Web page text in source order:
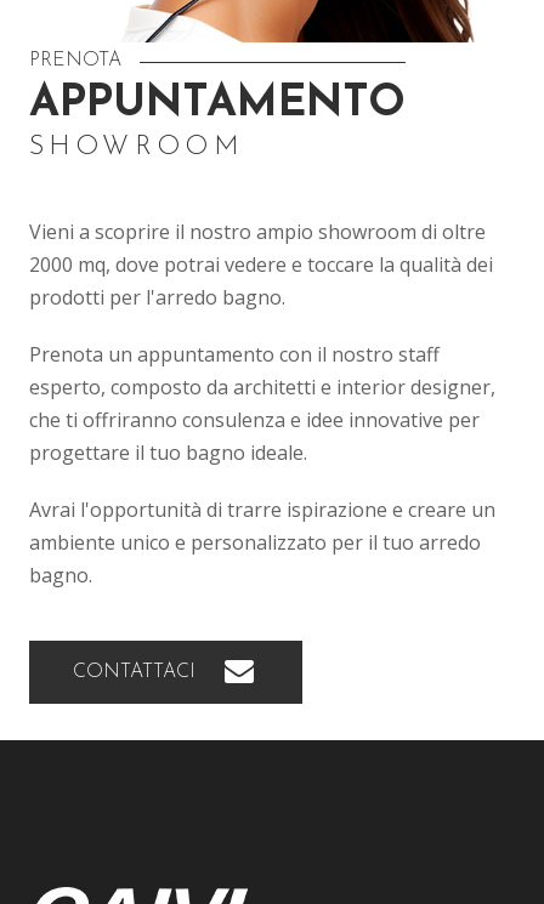
PRENOTA
APPUNTAMENTO
SHOWROOM
Vieni a scoprire il nostro ampio showroom di oltre
2000 mq, dove potrai vedere e toccare la qualità dei
prodotti per l'arredo bagno.
Prenota un appuntamento con il nostro staff
esperto, composto da architetti e interior designer,
che ti offriranno consulenza e idee innovative per
progettare il tuo bagno ideale.
Avrai l'opportunità di trarre ispirazione e creare un
ambiente unico e personalizzato per il tuo arredo
bagno.
CONTATTACI